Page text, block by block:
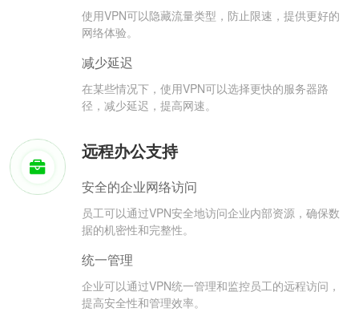
使用VPN可以隐藏流量类型，防止限速，提供更好的
网络体验。
减少延迟
在某些情况下，使用VPN可以选择更快的服务器路
径，减少延迟，提高网速。
远程办公支持
安全的企业网络访问
员工可以通过VPN安全地访问企业内部资源，确保数
据的机密性和完整性。
统一管理
企业可以通过VPN统一管理和监控员工的远程访问，
提高安全性和管理效率。